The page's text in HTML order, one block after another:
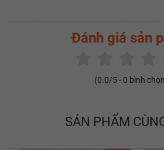
Đánh giá sản
(0.0/5 - 0 bình
SẢN PHẨM